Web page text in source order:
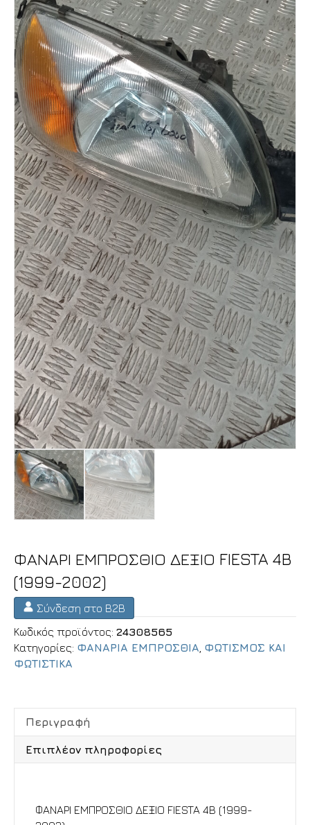
ΦΑΝΑΡΙ ΕΜΠΡΟΣΘΙΟ ΔΕΞΙΟ FIESTA 4B
(1999-2002)
Σύνδεση στο B2B
Κωδικός προϊόντος: 24308565
Κατηγορίες: ΦΑΝΑΡΙΑ ΕΜΠΡΟΣΘΙΑ ΦΩΤΙΣΜΟΣ ΚΑΙ
ΦΩΤΙΣΤΙΚΑ
Περιγραφή
Επιπλέον πληροφορίες
ΦΑΝΑΡΙ ΕΜΠΡΟΣΘΙΟ ΔΕΞΙΟ FIESTA 4B (1999-